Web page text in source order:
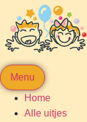
Menu
Home
Alle uitjes